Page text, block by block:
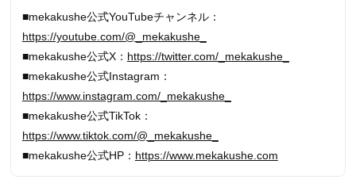
■mekakushe公式YouTubeチャンネル：
https://youtube.com/@_mekakushe_
■mekakushe公式X： https://twitter.com/_mekakushe_
■mekakushe公式Instagram：
https://www.instagram.com/_mekakushe_
■mekakushe公式TikTok：
https://www.tiktok.com/@_mekakushe_
■mekakushe公式HP： https://www.mekakushe.com